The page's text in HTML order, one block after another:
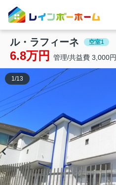
ル・ラフィーネ 空室1
6.8万円 管理/共益費 3,000円
1 /13